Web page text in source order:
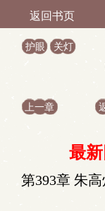
返回书页
护眼 关灯
上一章
最
第393章 朱高